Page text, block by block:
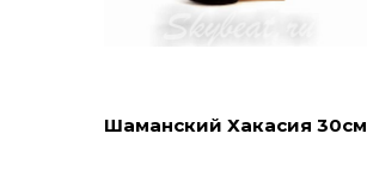
Шаманский Хакасия 30см